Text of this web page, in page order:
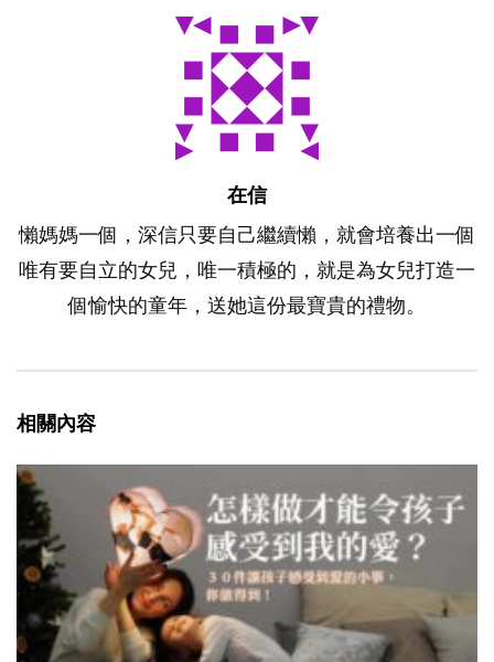
在信
懶媽媽一個，深信只要自己繼續懶，就會培養出一個
唯有要自立的女兒，唯一積極的，就是為女兒打造一
個愉快的童年，送她這份最寶貴的禮物。
相關內容